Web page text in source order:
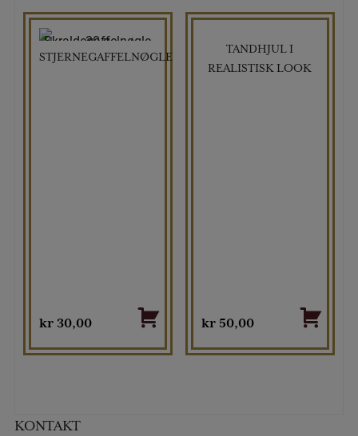
STJERNEGAFFELNØGLE
kr30,00
TANDHJUL I
REALISTISK LOOK
kr50,00
KONTAKT